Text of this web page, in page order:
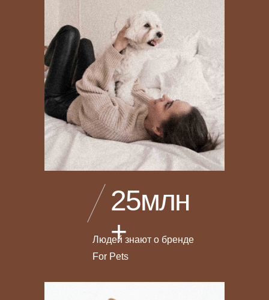
Людей знают о бренде
For Pets
25млн
+